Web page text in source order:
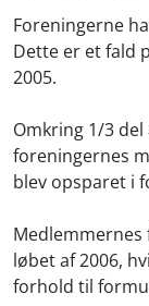
Foreningerne
Dette er et fald
2005.
Omkring 1/3
foreningernes
blev opsparet i
Medlemmernes
løbet af 2006,
forhold til